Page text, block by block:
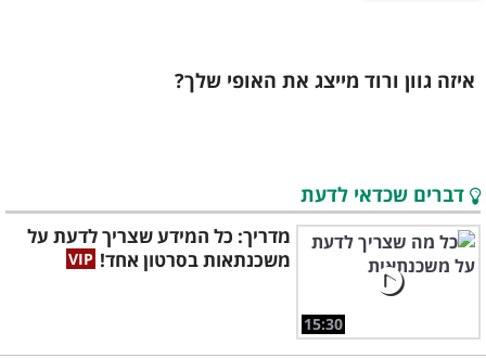
איזה גוון ורוד מייצג את האופי שלך?
דברים שכדאי לדעת
15:30
מדריך: כל המידע שצריך לדעת על
משכנתאות בסרטון אחד!